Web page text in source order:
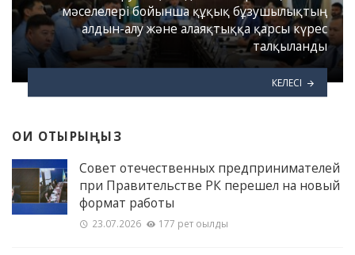
мәселелері бойынша құқық бұзушылықтың
алдын-алу және алаяқтыққа қарсы күрес
талқыланды
КЕЛЕСІ
ОҚИ ОТЫРЫҢЫЗ
Совет отечественных предпринимателей
при Правительстве РК перешел на новый
формат работы
23.07.2026 177 рет оқылды